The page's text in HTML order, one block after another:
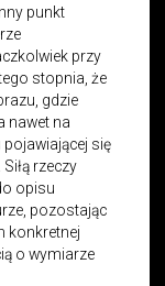
punkt
przy
stopnia, że
gdzie
nawet na
się
rzeczy
opisu
pozostając
konkretnej
o wymiarze